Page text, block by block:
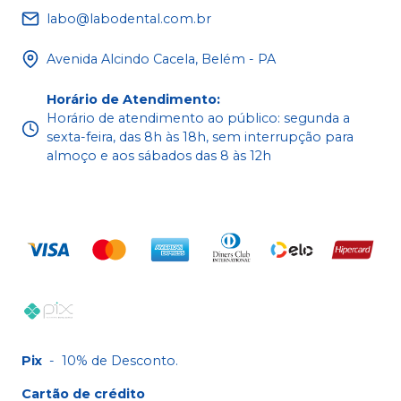
labo@labodental.com.br
Avenida Alcindo Cacela, Belém - PA
Horário de Atendimento:
Horário de atendimento ao público: segunda a
sexta-feira, das 8h às 18h, sem interrupção para
almoço e aos sábados das 8 às 12h
Pix - 10% de Desconto.
Cartão de crédito